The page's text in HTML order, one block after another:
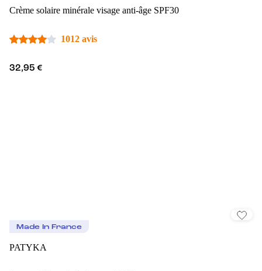
Crème solaire minérale visage anti-âge SPF30
1012 avis
32,95 €
Made In France
PATYKA